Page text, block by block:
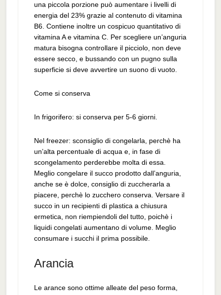
una piccola porzione può aumentare i livelli di
energia del 23% grazie al contenuto di vitamina
B6. Contiene inoltre un cospicuo quantitativo di
vitamina A e vitamina C. Per scegliere un’anguria
matura bisogna controllare il picciolo, non deve
essere secco, e bussando con un pugno sulla
superficie si deve avvertire un suono di vuoto.
Come si conserva
In frigorifero: si conserva per 5-6 giorni.
Nel freezer: sconsiglio di congelarla, perchè ha
un’alta percentuale di acqua e, in fase di
scongelamento perderebbe molta di essa.
Meglio congelare il succo prodotto dall’anguria,
anche se è dolce, consiglio di zuccherarla a
piacere, perchè lo zucchero conserva. Versare il
succo in un recipienti di plastica a chiusura
ermetica, non riempiendoli del tutto, poichè i
liquidi congelati aumentano di volume. Meglio
consumare i succhi il prima possibile.
Arancia
Le arance sono ottime alleate del peso forma,